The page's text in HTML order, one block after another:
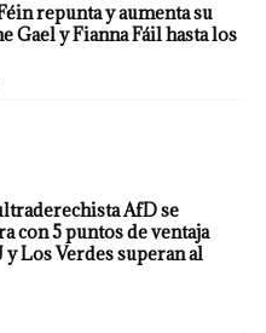
repunta y aumenta su
Gael y Fianna Fáil hasta los
AfD se
con 5 puntos de ventaja
Los Verdes superan al